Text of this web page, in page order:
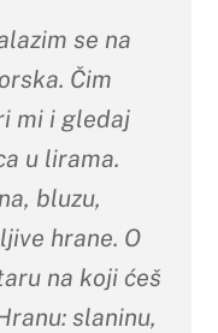
se na
Čim
mi i gledaj
u lirama.
bluzu,
hrane. O
na koji ćeš
slaninu,